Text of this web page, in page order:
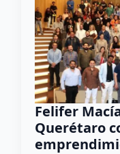
Felifer
Querétaro